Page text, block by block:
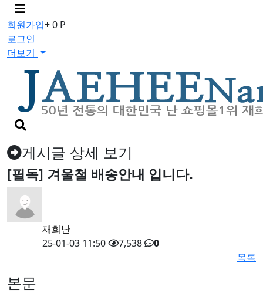
메
뉴
버
튼
회원가입+ 0 P
로그인
더보기
검
색
버
튼게시글 상세 보기
[필독] 겨울철 배송안내 입니다.
재희난
25-01-03 11:50
7,538
0
목록
본문